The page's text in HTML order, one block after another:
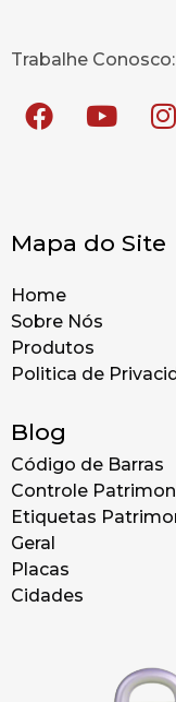
Trabalhe
Mapa do Site
Home
Sobre Nós
Produtos
Politica de
Blog
Código de Barras
Controle
Etiquetas
Geral
Placas
Cidades